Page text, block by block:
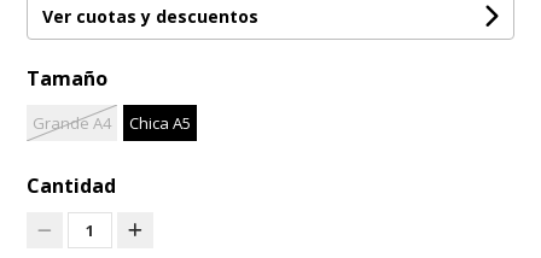
Ver cuotas y descuentos
Tamaño
Grande A4 Chica A5
Cantidad
1